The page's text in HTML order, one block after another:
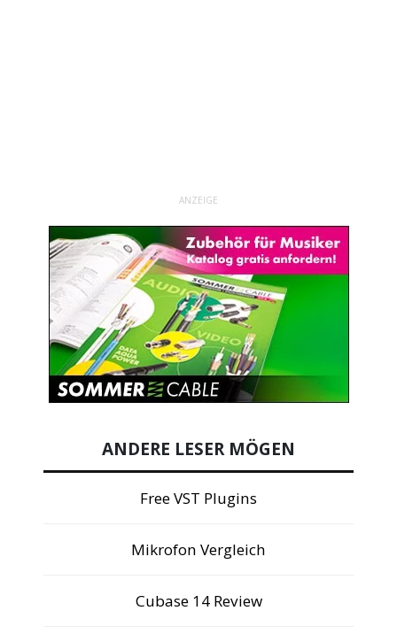
ANZEIGE
ANDERE LESER MÖGEN
Free VST Plugins
Mikrofon Vergleich
Cubase 14 Review